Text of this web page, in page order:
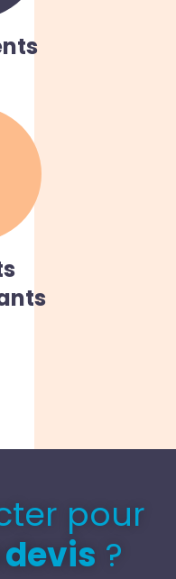
pour
devis ?